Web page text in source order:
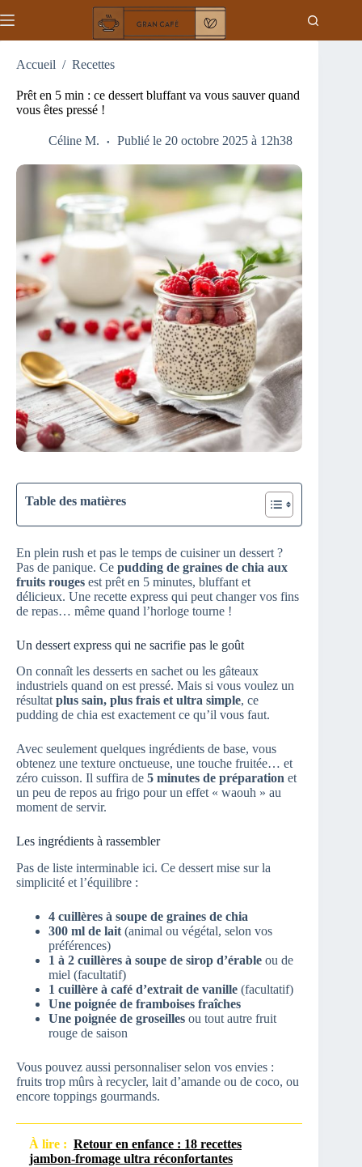
au
Accueil / Recettes
Prêt en 5 min : ce dessert bluffant va vous sauver quand
vous êtes pressé !
Céline M. Publié le 20 octobre 2025 à 12h38
Table des matières
En plein rush et pas le temps de cuisiner un dessert ?
Pas de panique. Ce pudding de graines de chia aux
fruits rouges est prêt en 5 minutes, bluffant et
délicieux. Une recette express qui peut changer vos fins
de repas… même quand l’horloge tourne !
Un dessert express qui ne sacrifie pas le goût
On connaît les desserts en sachet ou les gâteaux
industriels quand on est pressé. Mais si vous voulez un
résultat plus sain, plus frais et ultra simple, ce
pudding de chia est exactement ce qu’il vous faut.
Avec seulement quelques ingrédients de base, vous
obtenez une texture onctueuse, une touche fruitée… et
zéro cuisson. Il suffira de 5 minutes de préparation et
un peu de repos au frigo pour un effet « waouh » au
moment de servir.
Les ingrédients à rassembler
Pas de liste interminable ici. Ce dessert mise sur la
simplicité et l’équilibre :
4 cuillères à soupe de graines de chia
300 ml de lait (animal ou végétal, selon vos
préférences)
1 à 2 cuillères à soupe de sirop d’érable ou de
miel (facultatif)
1 cuillère à café d’extrait de vanille (facultatif)
Une poignée de framboises fraîches
Une poignée de groseilles ou tout autre fruit
rouge de saison
Vous pouvez aussi personnaliser selon vos envies :
fruits trop mûrs à recycler, lait d’amande ou de coco, ou
encore toppings gourmands.
À lire : Retour en enfance : 18 recettes
jambon-fromage ultra réconfortantes